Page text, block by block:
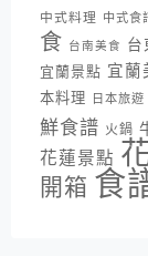
中式料理 中式食
食 台南美食 台
宜蘭景點 宜蘭
本料理
日本旅遊
鮮食譜 火鍋
花蓮景點
開箱 食